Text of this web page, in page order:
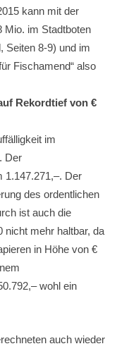
kann mit der
Mio. im Stadtboten
Seiten 8-9) und im
Fischamend“ also
Rekordtief von €
im
Der
1.147.271,–. Der
des ordentlichen
ist auch die
nicht mehr haltbar, da
in Höhe von €
wohl ein
auch wieder